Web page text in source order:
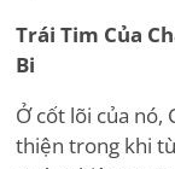
Trái Tim Của
Bi
Ở cốt lõi của nó,
thiện trong khi